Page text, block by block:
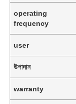
operating
frequency
user
উপাদান
warranty